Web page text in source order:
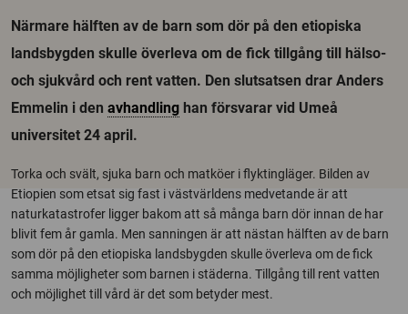
Närmare hälften av de barn som dör på den etiopiska
landsbygden skulle överleva om de fick tillgång till hälso-
och sjukvård och rent vatten. Den slutsatsen drar Anders
Emmelin i den avhandling han försvarar vid Umeå
universitet 24 april.
Torka och svält, sjuka barn och matköer i flyktingläger. Bilden av
Etiopien som etsat sig fast i västvärldens medvetande är att
naturkatastrofer ligger bakom att så många barn dör innan de har
blivit fem år gamla. Men sanningen är att nästan hälften av de barn
som dör på den etiopiska landsbygden skulle överleva om de fick
samma möjligheter som barnen i städerna. Tillgång till rent vatten
och möjlighet till vård är det som betyder mest.